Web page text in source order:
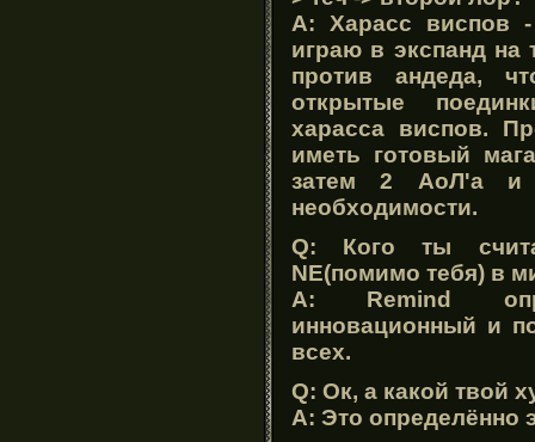
A: Харасс виспов
играю в экспанд на
против андеда,
открытые
харасса виспов.
иметь готовый
затем 2 АоЛ'а и
необходимости.
Q: Кого ты
NE(помимо тебя) в
A: Remind
инновационный и
всех.
Q: Ок, а какой твой
A: Это определённо